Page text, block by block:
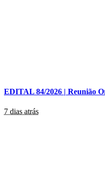
EDITAL 84/2026 | Reunião
7 dias atrás